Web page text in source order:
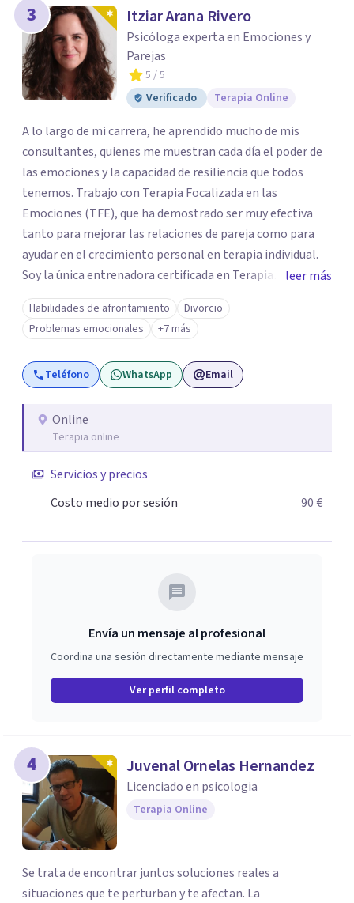
3 Itziar Arana Rivero
Psicóloga experta en Emociones y
Parejas
5 / 5
Verificado
Terapia Online
A lo largo de mi carrera, he aprendido mucho de mis
consultantes, quienes me muestran cada día el poder de
las emociones y la capacidad de resiliencia que todos
tenemos. Trabajo con Terapia Focalizada en las
Emociones (TFE), que ha demostrado ser muy efectiva
tanto para mejorar las relaciones de pareja como para
ayudar en el crecimiento personal en terapia individual.
Soy la única entrenadora certificada en Terapia
Focalizada en las Emociones (TFE) en España, además de
supervisora y terapeuta certificada. La TFE ha
demostrado una mejora significativa en las relaciones,
con un 70-75% de éxito y felicidad duradera. Este enfoque
también transforma la vida en terapia individual,
emocional. Desde que me gradué en Psicología en 2002,
siempre he estado en constante aprendizaje y
Máster en Terapia Cognitivo-Conductual y otro en
Psicodrama, profundizando en la mente humana y las
ofrecerte un espacio de confianza donde podamos
relaciones. Estoy aquí para acompañarte en ese proceso.
leer más
Habilidades de afrontamiento
Divorcio
Problemas emocionales
+7 más
Teléfono WhatsApp Email
Online
Terapia online
Servicios y precios
Costo medio por sesión
90 €
Envía un mensaje al profesional
Coordina una sesión directamente mediante mensaje
Ver perfil completo
4 Juvenal Ornelas Hernandez
Licenciado en psicologia
Terapia Online
Se trata de encontrar juntos soluciones reales a
situaciones que te perturban y te afectan. La